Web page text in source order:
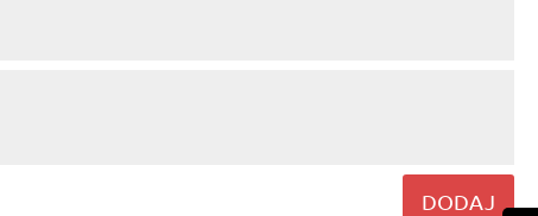
DODAJ